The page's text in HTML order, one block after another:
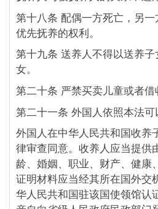
第十八条 配偶一方死亡，另
优先抚养的权利。
第十九条 送养人不得以送养
女。
第二十条 严禁买卖儿童或者借
第二十一条 外国人依照本法
外国人在中华人民共和国收养
律审查同意。收养人应当提供
龄、婚姻、职业、财产、健康
证明材料应当经其所在国外交
华人民共和国驻该国使领馆认